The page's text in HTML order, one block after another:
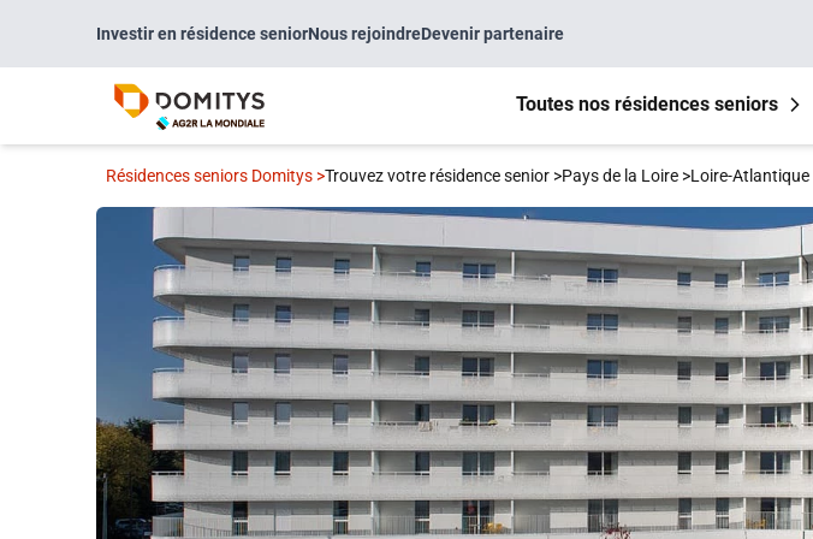
Investir en résidence seniorNous rejoindreDevenir partenaire
Toutes nos résidences seniors
Résidences seniors Domitys >Trouvez votre résidence senior >Pays de la Loire >Loire-Atlantique